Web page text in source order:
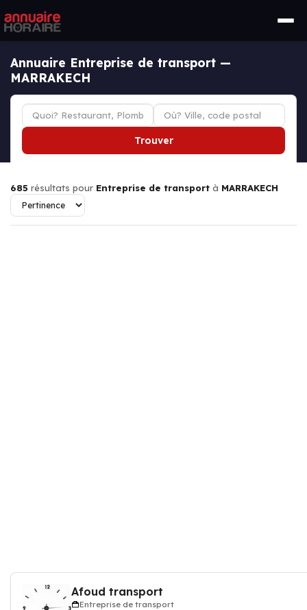
Annuaire Entreprise de transport —
MARRAKECH
Trouver
685 résultats pour Entreprise de transport à MARRAKECH
Afoud transport
Entreprise de transport